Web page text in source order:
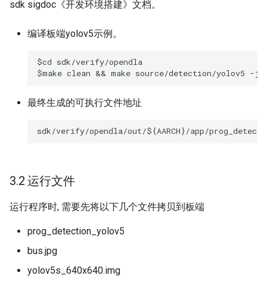
sdk sigdoc《开发环境搭建》文档。
编译板端yolov5示例。
$cd sdk/verify/opendla
最终生成的可执行文件地址
3.2 运行文件
运行程序时, 需要先将以下几个文件拷贝到板端
prog_detection_yolov5
bus.jpg
yolov5s_640x640.img